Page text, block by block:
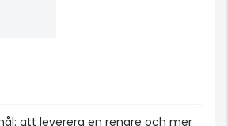
att leverera en renare och mer